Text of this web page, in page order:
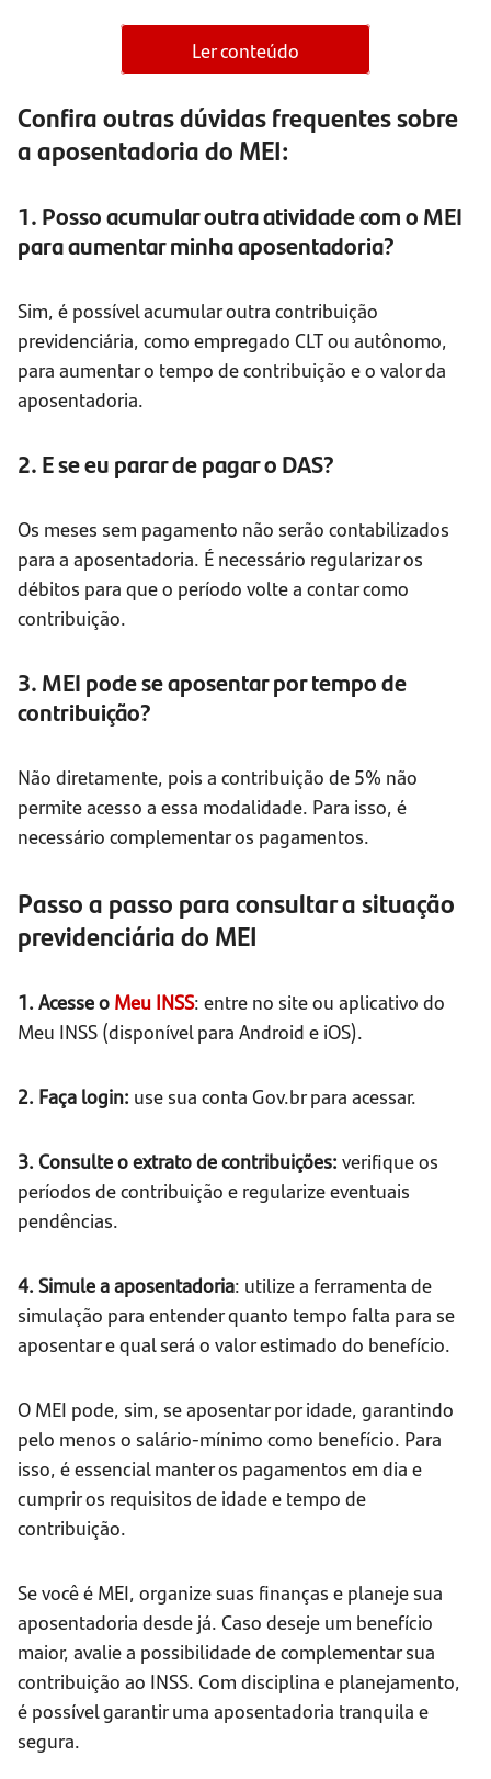
Ler conteúdo
Confira outras dúvidas frequentes sobre
a aposentadoria do MEI:
1. Posso acumular outra atividade com o MEI
para aumentar minha aposentadoria?
Sim, é possível acumular outra contribuição
previdenciária, como empregado CLT ou autônomo,
para aumentar o tempo de contribuição e o valor da
aposentadoria.
2. E se eu parar de pagar o DAS?
Os meses sem pagamento não serão contabilizados
para a aposentadoria. É necessário regularizar os
débitos para que o período volte a contar como
contribuição.
3. MEI pode se aposentar por tempo de
contribuição?
Não diretamente, pois a contribuição de 5% não
permite acesso a essa modalidade. Para isso, é
necessário complementar os pagamentos.
Passo a passo para consultar a situação
previdenciária do MEI
1. Acesse o Meu INSS: entre no site ou aplicativo do
Meu INSS (disponível para Android e iOS).
2. Faça login: use sua conta Gov.br para acessar.
3. Consulte o extrato de contribuições: verifique os
períodos de contribuição e regularize eventuais
pendências.
4. Simule a aposentadoria: utilize a ferramenta de
simulação para entender quanto tempo falta para se
aposentar e qual será o valor estimado do benefício.
O MEI pode, sim, se aposentar por idade, garantindo
pelo menos o salário-mínimo como benefício. Para
isso, é essencial manter os pagamentos em dia e
cumprir os requisitos de idade e tempo de
contribuição.
Se você é MEI, organize suas finanças e planeje sua
aposentadoria desde já. Caso deseje um benefício
maior, avalie a possibilidade de complementar sua
contribuição ao INSS. Com disciplina e planejamento,
é possível garantir uma aposentadoria tranquila e
segura.